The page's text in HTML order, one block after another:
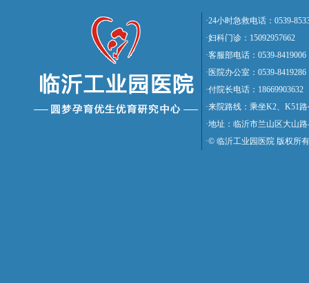
·24小时急救电话：0539-
·妇科门诊：15092957662
·客服部电话：0539-8419006
·医院办公室：0539-8419286
·付院长电话：18669903632
·来院路线：乘坐K2、K51
·地址：临沂市兰山区大山
·© 临沂工业园医院 版权所